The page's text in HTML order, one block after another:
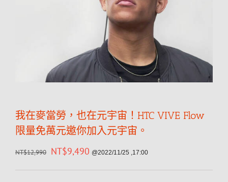
我在麥當勞，也在元宇宙！HTC VIVE Flow
限量免萬元邀你加入元宇宙。
NT$12,990 NT$9,490 @2022/11/25 ,17:00